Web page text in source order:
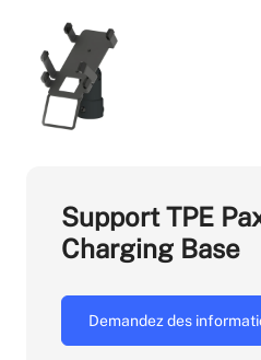
Support TPE
Charging Base
Demandez des